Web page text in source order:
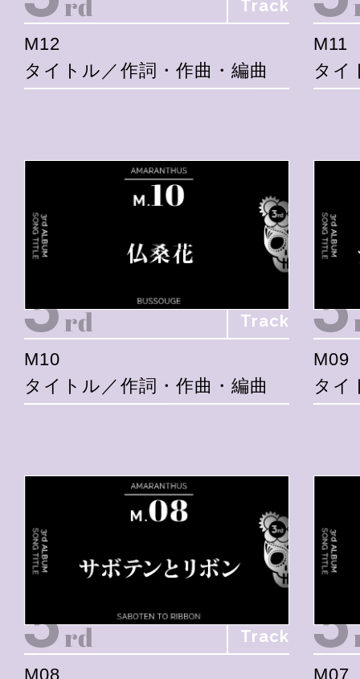
Track
M12
タイトル／作詞・作曲・編曲
M11
タイ
Track
M10
タイトル／作詞・作曲・編曲
M09
タイ
Track
M08
M07